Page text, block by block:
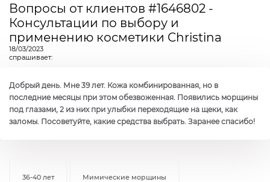
Вопросы от клиентов #1646802 -
Консультации по выбору и
применению косметики Christina
18/03/2023
спрашивает:
Добрый день. Мне 39 лет. Кожа комбинированная, но в
последние месяцы при этом обезвоженная. Появились морщины
под глазами, 2 из них при улыбки переходящие на щеки, как
заломы. Посоветуйте, какие средства выбрать. Заранее спасибо!
36-40 лет Мимические морщины